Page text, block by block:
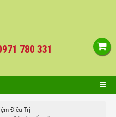
780 331
Điều Trị